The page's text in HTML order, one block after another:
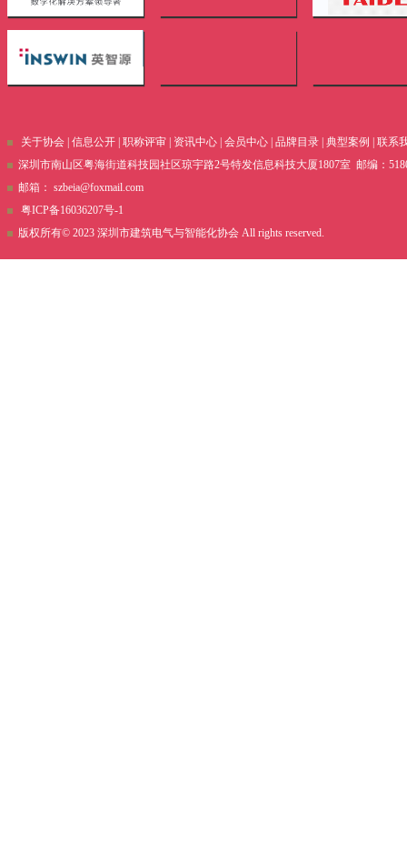
关于协会 信息公开 职称评审 资讯中心 会员中心 品牌目录 典型案例
联系
深圳市南山区粤海街道科技园社区琼宇路2号特发信息科技大厦1807室 邮编：
邮箱： szbeia@foxmail.com
粤ICP备16036207号-1
版权所有© 2023 深圳市建筑电气与智能化协会 All rights reserved.